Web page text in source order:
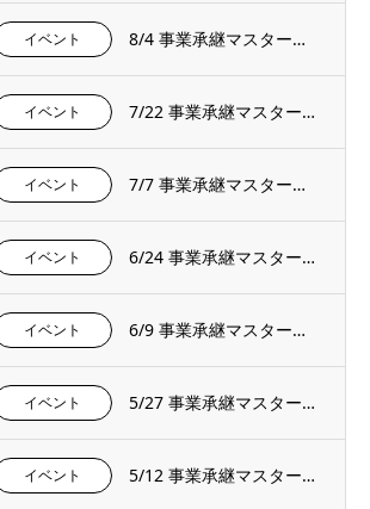
イベント 8/4 事業承継マスタープログラムプレセミナー＆説明会を開催いたします。
イベント 7/22 事業承継マスタープログラムプレセミナー＆説明会を開催いたします。
イベント 7/7 事業承継マスタープログラムプレセミナー＆説明会を開催いたします。
イベント 6/24 事業承継マスタープログラムプレセミナー＆説明会を開催いたします。
イベント 6/9 事業承継マスタープログラムプレセミナー＆説明会を開催いたします。
イベント 5/27 事業承継マスタープログラムプレセミナー＆説明会を開催いたします。
イベント 5/12 事業承継マスタープログラムプレセミナー＆説明会を開催いたします。